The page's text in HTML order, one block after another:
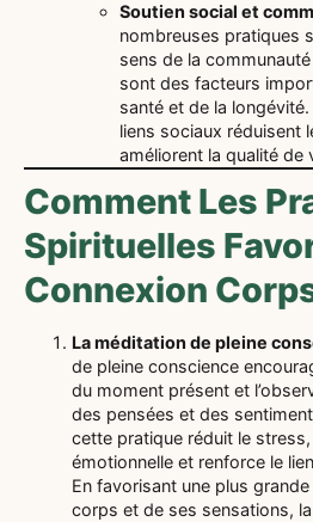
Soutien social et
nombreuses pratiques
sens de la
sont des facteurs
santé et de la
liens sociaux réduisent
améliorent la qualité de
Comment Les
Spirituelles
Connexion
La méditation de pleine
de pleine conscience
du moment présent et
des pensées et des
cette pratique réduit le
émotionnelle et renforce le
En favorisant une plus
corps et de ses sensations,